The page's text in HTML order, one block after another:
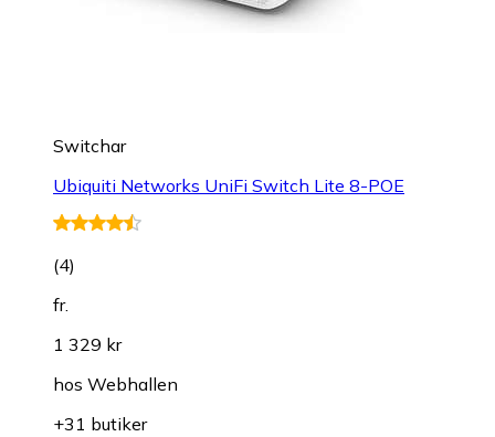
Switchar
Ubiquiti Networks UniFi Switch Lite 8-POE
(4)
fr.
1 329 kr
hos Webhallen
+31 butiker